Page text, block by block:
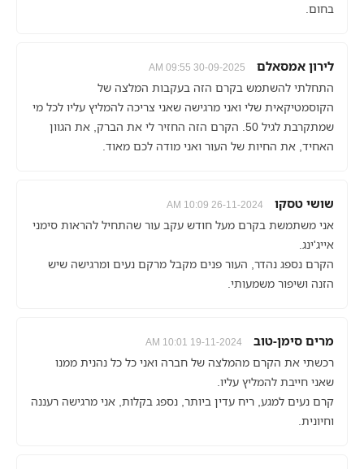
בחום.
לירון אמסאלם 30-09-2025 09:55 AM
התחלתי להשתמש בקרם הזה בעקבות המלצה של
הקוסמטיקאית שלי ואני מרגישה שאני צריכה להמליץ עליו לכל מי
שמתקרבת לגיל 50. הקרם הזה החזיר לי את הברק, את הגוון
האחיד, את החיות של העור ואני מודה לכם מאוד.
שושי טסקו 26-11-2024 10:09 AM
אני משתמשת בקרם מעל חודש עקב עור שהתחיל להראות סימני
אייג'ינג.
הקרם נספג נהדר, העור פנים מקבל מרקם נעים ומרגישה שיש
הזנה ושיפור משמעותי.
מרים סימן-טוב 19-11-2024 10:01 AM
רכשתי את הקרם מהמלצה של חברה ואני כל כל נהנית ממנו
שאני חייבת להמליץ עליו.
קרם נעים למגע, ריח עדין ביותר, נספג בקלות, אני מרגישה רעננה
וחיונית.